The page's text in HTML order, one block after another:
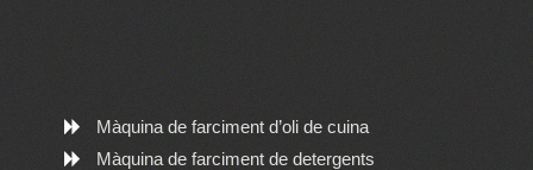
Màquina de farciment d’oli de cuina
Màquina de farciment de detergents